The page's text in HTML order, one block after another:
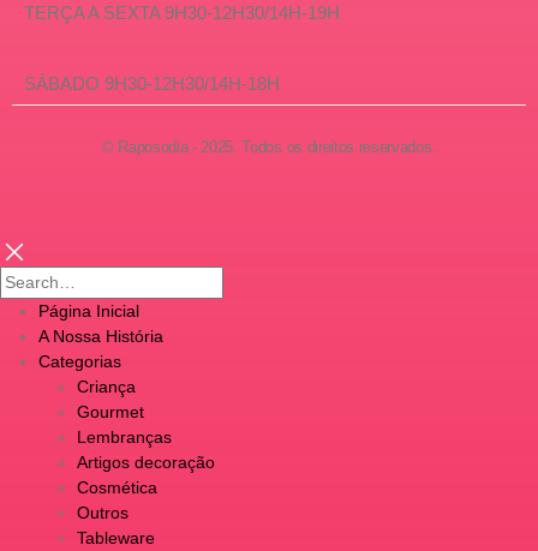
TERÇA A SEXTA 9H30-12H30/14H-19H
SÁBADO 9H30-12H30/14H-18H
© Raposodia - 2025. Todos os direitos reservados.
Página Inicial
A Nossa História
Categorias
Criança
Gourmet
Lembranças
Artigos decoração
Cosmética
Outros
Tableware